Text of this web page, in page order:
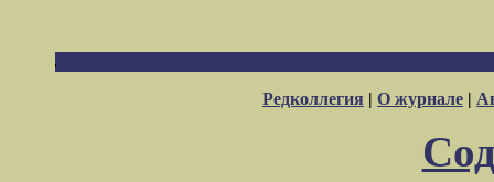
Редколлегия | О журнале |